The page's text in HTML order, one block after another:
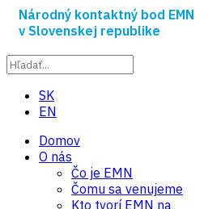
Národný kontaktný bod EMN
v Slovenskej republike
SK
EN
Domov
O nás
Čo je EMN
Čomu sa venujeme
Kto tvorí EMN na